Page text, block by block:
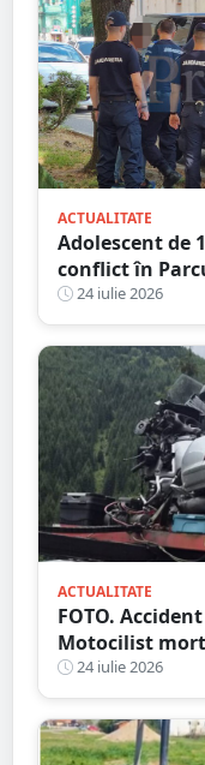
ACTUALITATE
Adolescent de
conflict în
a deschis dosar
24 iulie 2026
ACTUALITATE
FOTO.
Motocilist
copac și un
24 iulie 2026